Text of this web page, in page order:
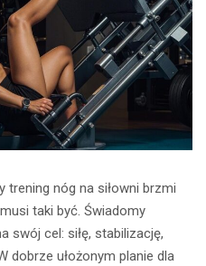
trening nóg na siłowni brzmi
taki być. Świadomy
swój cel: siłę, stabilizację,
dobrze ułożonym planie dla